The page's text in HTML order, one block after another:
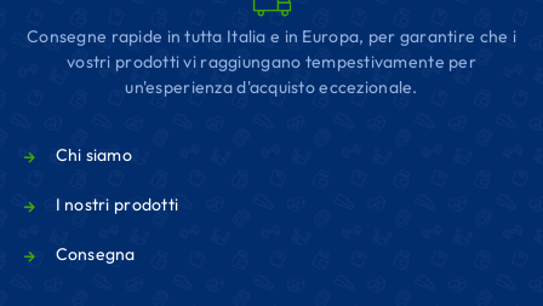
Consegne rapide in tutta Italia e in Europa, per garantire che i
vostri prodotti vi raggiungano tempestivamente per
un'esperienza d'acquisto eccezionale.
Chi siamo
I nostri prodotti
Consegna